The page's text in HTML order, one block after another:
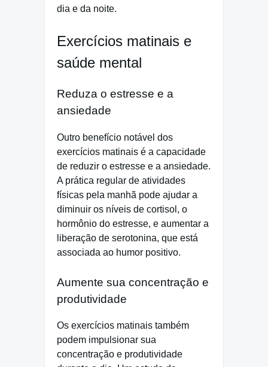
dia e da noite.
Exercícios matinais e
saúde mental
Reduza o estresse e a
ansiedade
Outro benefício notável dos
exercícios matinais é a capacidade
de reduzir o estresse e a ansiedade.
A prática regular de atividades
físicas pela manhã pode ajudar a
diminuir os níveis de cortisol, o
hormônio do estresse, e aumentar a
liberação de serotonina, que está
associada ao humor positivo.
Aumente sua concentração e
produtividade
Os exercícios matinais também
podem impulsionar sua
concentração e produtividade